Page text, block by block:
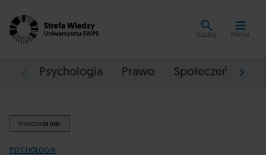
Szukaj Menu
Psychologia Prawo Społeczeństwo
Przeczytaj8 min.
PSYCHOLOGIA